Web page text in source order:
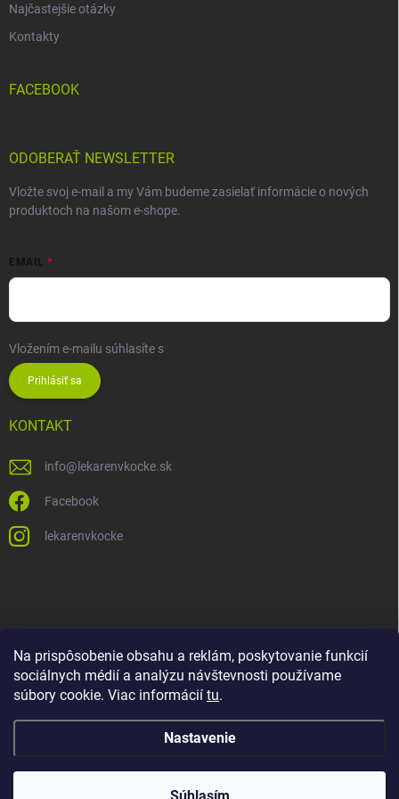
Na prispôsobenie obsahu a reklám, poskytovanie funkcií
sociálnych médií a analýzu návštevnosti používame
súbory cookie. Viac informácií tu.
Nastavenie
Najčastejšie otázky
Kontakty
FACEBOOK
ODOBERAŤ NEWSLETTER
Vložte svoj e-mail a my Vám budeme zasielať informácie o nových
produktoch na našom e-shope.
EMAIL
Vložením e-mailu súhlasíte s
Prihlásiť sa
KONTAKT
info@ lekarenvkocke.sk
Facebook
lekarenvkocke